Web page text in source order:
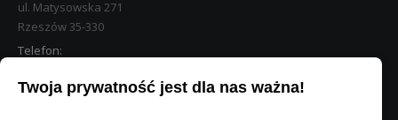
ul. Matysowska 271
Rzeszów 35-330
Telefon:
STREFA KLIENTA
Twoja prywatność jest dla nas ważna!